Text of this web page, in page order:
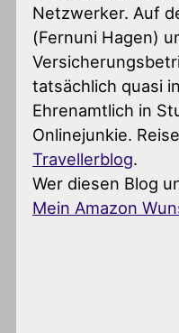
Netzwerker. Auf
(Fernuni Hagen)
tatsächlich quasi
Ehrenamtlich in
Onlinejunkie.
Travellerblog.
Wer diesen Blog
Mein Amazon